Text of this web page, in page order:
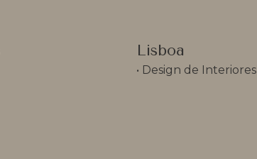
Lisboa
• Design de Interiores